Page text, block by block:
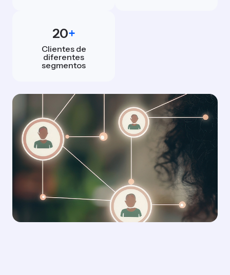
20+
Clientes de
diferentes
segmentos